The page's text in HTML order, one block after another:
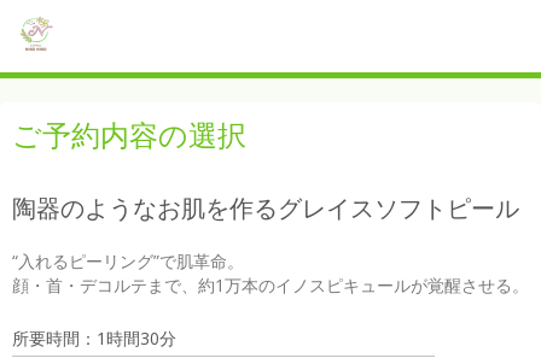
ご予約内容の選択
陶器のようなお肌を作るグレイスソフトピール
“入れるピーリング”で肌革命。
所要時間：1時間30分